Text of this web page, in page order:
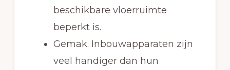
beschikbare vloerruimte
beperkt is.
Gemak. Inbouwapparaten zijn
veel handiger dan hun